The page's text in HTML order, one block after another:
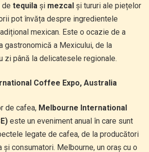
de tequilași mezcalși tururi ale piețelor
pot învăța despre ingredientele
mexican. Este o ocazie de a
gastronomică a Mexicului, de la
zi până la delicatesele regionale.
Coffee Expo, Australia
de cafea, Melbourne International
este un eveniment anual în care sunt
legate de cafea, de la producători
consumatori. Melbourne, un oraș cu o